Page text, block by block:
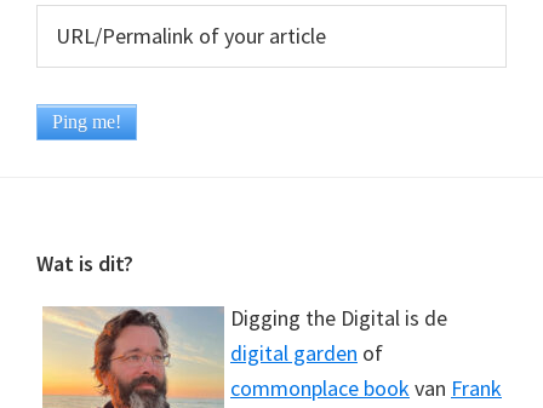
Footer
Wat is dit?
Digging the Digital is de
digital garden of
commonplace bookvan Frank